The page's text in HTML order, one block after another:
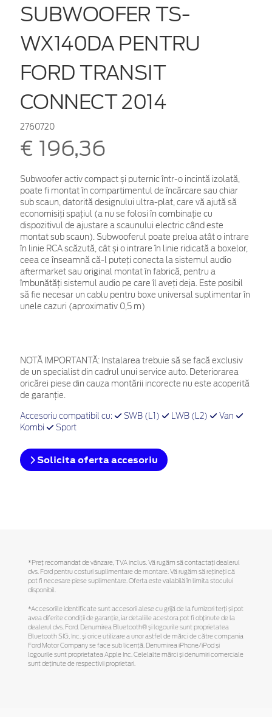
SUBWOOFER TS-
WX140DA PENTRU
FORD TRANSIT
CONNECT 2014
2760720
€ 196,36
Subwoofer activ compact și puternic într-o incintă izolată,
poate fi montat în compartimentul de încărcare sau chiar
sub scaun, datorită designului ultra-plat, care vă ajută să
economisiți spațiul (a nu se folosi în combinație cu
dispozitivul de ajustare a scaunului electric când este
montat sub scaun). Subwooferul poate prelua atât o intrare
în linie RCA scăzută, cât și o intrare în linie ridicată a boxelor,
ceea ce înseamnă că-l puteți conecta la sistemul audio
aftermarket sau original montat în fabrică, pentru a
îmbunătăți sistemul audio pe care îl aveți deja. Este posibil
să fie necesar un cablu pentru boxe universal suplimentar în
unele cazuri (aproximativ 0,5 m)
NOTĂ IMPORTANTĂ: Instalarea trebuie să se facă exclusiv
de un specialist din cadrul unui service auto. Deteriorarea
oricărei piese din cauza montării incorecte nu este acoperită
de garanţie.
Accesoriu compatibil cu: SWB (L1) LWB (L2)
Van
Kombi
Sport
Solicita oferta accesoriu
*Preţ recomandat de vânzare, TVA inclus. Vă rugăm să contactaţi dealerul
dvs. Ford pentru costuri suplimentare de montare. Vă rugăm să reţineţi că
pot fi necesare piese suplimentare. Oferta este valabilă în limita stocului
disponibil.
*Accesoriile identificate sunt accesorii alese cu grijă de la furnizori terți și pot
avea diferite condiții de garanție, iar detaliile acestora pot fi obținute de la
dealerul dvs. Ford. Denumirea Bluetooth® și logourile sunt proprietatea
Bluetooth SIG, Inc. și orice utilizare a unor astfel de mărci de către compania
Ford Motor Company se face sub licență. Denumirea iPhone/iPod și
logourile sunt proprietatea Apple Inc. Celelalte mărci și denumiri comerciale
sunt deținute de respectivii proprietari.